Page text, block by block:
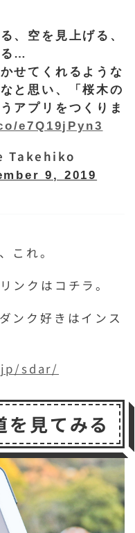
、空を見上げる、
…
せてくれるような
と思い、「桜木の
アプリをつくりま
e7Q19jPyn3
Takehiko
9, 2019
これ。
ンクはコチラ。
ンク好きはインス
sdar/
を見てみる